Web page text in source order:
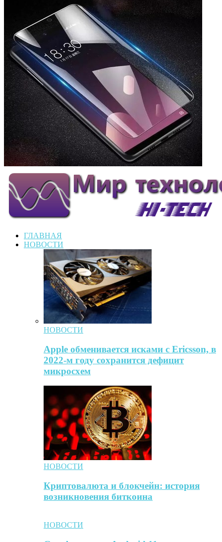
ГЛАВНАЯ
НОВОСТИ
НОВОСТИ
Apple обменивается исками с Ericsson, в
2022-м году сохранится дефицит
микросхем
НОВОСТИ
Криптовалюта и блокчейн: история
возникновения биткоина
НОВОСТИ